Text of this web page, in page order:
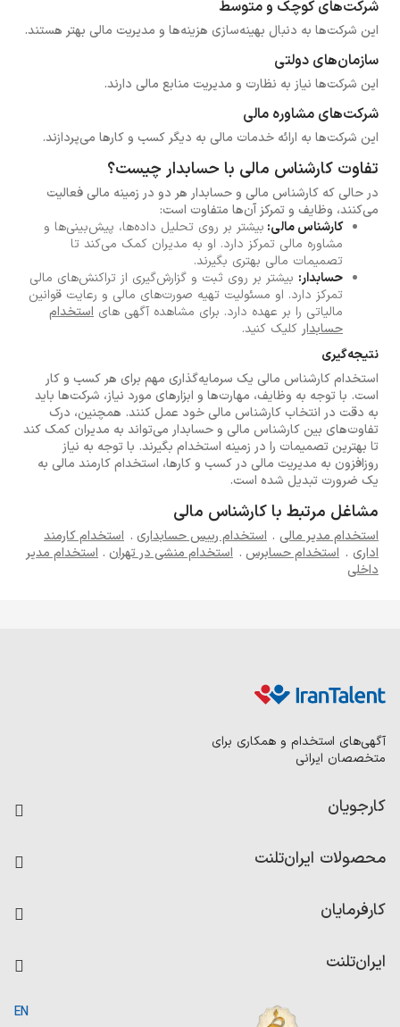
شرکت‌های کوچک و متوسط
این شرکت‌ها به دنبال بهینه‌سازی هزینه‌ها و مدیریت مالی بهتر هستند.
سازمان‌های دولتی
این شرکت‌ها نیاز به نظارت و مدیریت منابع مالی دارند.
شرکت‌های مشاوره مالی
این شرکت‌ها به ارائه خدمات مالی به دیگر کسب و کارها می‌پردازند.
تفاوت کارشناس مالی با حسابدار چیست؟
در حالی که کارشناس مالی و حسابدار هر دو در زمینه مالی فعالیت
می‌کنند، وظایف و تمرکز آن‌ها متفاوت است:
کارشناس مالی: بیشتر بر روی تحلیل داده‌ها، پیش‌بینی‌ها و
مشاوره مالی تمرکز دارد. او به مدیران کمک می‌کند تا
تصمیمات مالی بهتری بگیرند.
حسابدار: بیشتر بر روی ثبت و گزارش‌گیری از تراکنش‌های مالی
تمرکز دارد. او مسئولیت تهیه صورت‌های مالی و رعایت قوانین
مالیاتی را بر عهده دارد. برای مشاهده آگهی های استخدام
حسابدار کلیک کنید.
نتیجه‌گیری
استخدام کارشناس مالی یک سرمایه‌گذاری مهم برای هر کسب و کار
است. با توجه به وظایف، مهارت‌ها و ابزارهای مورد نیاز، شرکت‌ها باید
به دقت در انتخاب کارشناس مالی خود عمل کنند. همچنین، درک
تفاوت‌های بین کارشناس مالی و حسابدار می‌تواند به مدیران کمک کند
تا بهترین تصمیمات را در زمینه استخدام بگیرند. با توجه به نیاز
روزافزون به مدیریت مالی در کسب و کارها، استخدام کارمند مالی به
یک ضرورت تبدیل شده است.
مشاغل مرتبط با کارشناس مالی
استخدام مدیر مالی . استخدام رییس حسابداری . استخدام کارمند
اداری . استخدام حسابرس . استخدام منشی در تهران . استخدام مدیر
داخلی
آگهی‌های استخدام و همکاری برای
متخصصان ایرانی
کارجویان
رزومه ساز
امتیاز شرکت‌ها
محصولات ایران‌تلنت
کاردیکس
کارفرمایان
ایران‌تلنت
EN